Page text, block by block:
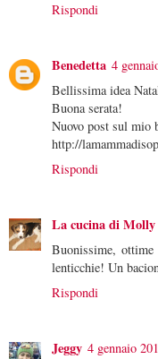
Rispondi
Benedetta 4
Bellissima idea
Buona serata!
Nuovo post sul mio
http://
Rispondi
La cucina di Molly
Buonissime,
lenticchie! Un
Rispondi
Jeggy 4 gennaio